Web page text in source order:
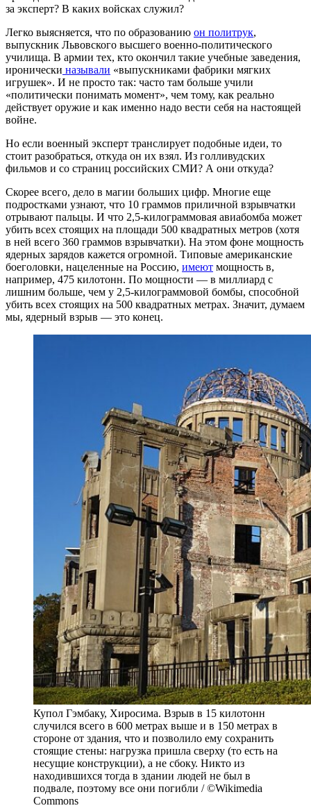
за эксперт? В каких войсках служил?
Легко выясняется, что по образованию он политрук,
выпускник Львовского высшего военно-политического
училища. В армии тех, кто окончил такие учебные заведения,
иронически называли «выпускниками фабрики мягких
игрушек». И не просто так: часто там больше учили
«политически понимать момент», чем тому, как реально
действует оружие и как именно надо вести себя на настоящей
войне.
Но если военный эксперт транслирует подобные идеи, то
стоит разобраться, откуда он их взял. Из голливудских
фильмов и со страниц российских СМИ? А они откуда?
Скорее всего, дело в магии больших цифр. Многие еще
подростками узнают, что 10 граммов приличной взрывчатки
отрывают пальцы. И что 2,5-килограммовая авиабомба может
убить всех стоящих на площади 500 квадратных метров (хотя
в ней всего 360 граммов взрывчатки). На этом фоне мощность
ядерных зарядов кажется огромной. Типовые американские
боеголовки, нацеленные на Россию, имеют мощность в,
например, 475 килотонн. По мощности — в миллиард с
лишним больше, чем у 2,5-килограммовой бомбы, способной
убить всех стоящих на 500 квадратных метрах. Значит, думаем
мы, ядерный взрыв — это конец.
Купол Гэмбаку, Хиросима. Взрыв в 15 килотонн
случился всего в 600 метрах выше и в 150 метрах в
стороне от здания, что и позволило ему сохранить
стоящие стены: нагрузка пришла сверху (то есть на
несущие конструкции), а не сбоку. Никто из
находившихся тогда в здании людей не был в
подвале, поэтому все они погибли / ©Wikimedia
Commons